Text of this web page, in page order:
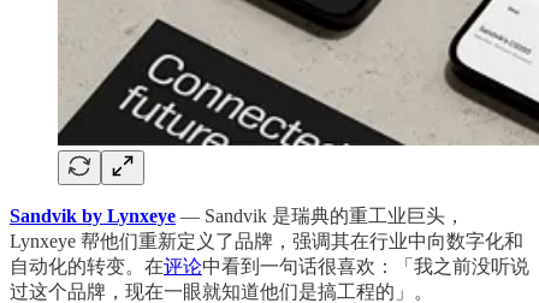
Sandvik by Lynxeye — Sandvik 是瑞典的重工业巨头，
Lynxeye 帮他们重新定义了品牌，强调其在行业中向数字化和
自动化的转变。在评论中看到一句话很喜欢：「我之前没听说
过这个品牌，现在一眼就知道他们是搞工程的」。